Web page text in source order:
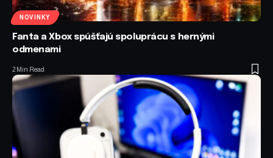
NOVINKY
Fanta a Xbox spúšťajú spoluprácu s hernými
odmenami
2 Min Read